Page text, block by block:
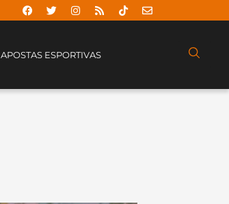
APOSTAS ESPORTIVAS